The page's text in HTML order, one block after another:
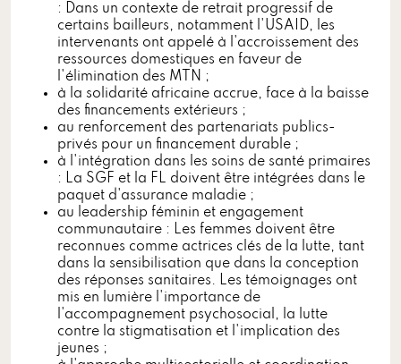
: Dans un contexte de retrait progressif de
certains bailleurs, notamment l'USAID, les
intervenants ont appelé à l'accroissement des
ressources domestiques en faveur de
l'élimination des MTN ;
à la solidarité africaine accrue, face à la baisse
des financements extérieurs ;
au renforcement des partenariats publics-
privés pour un financement durable ;
à l'intégration dans les soins de santé primaires
: La SGF et la FL doivent être intégrées dans le
paquet d'assurance maladie ;
au leadership féminin et engagement
communautaire : Les femmes doivent être
reconnues comme actrices clés de la lutte, tant
dans la sensibilisation que dans la conception
des réponses sanitaires. Les témoignages ont
mis en lumière l'importance de
l'accompagnement psychosocial, la lutte
contre la stigmatisation et l'implication des
jeunes ;